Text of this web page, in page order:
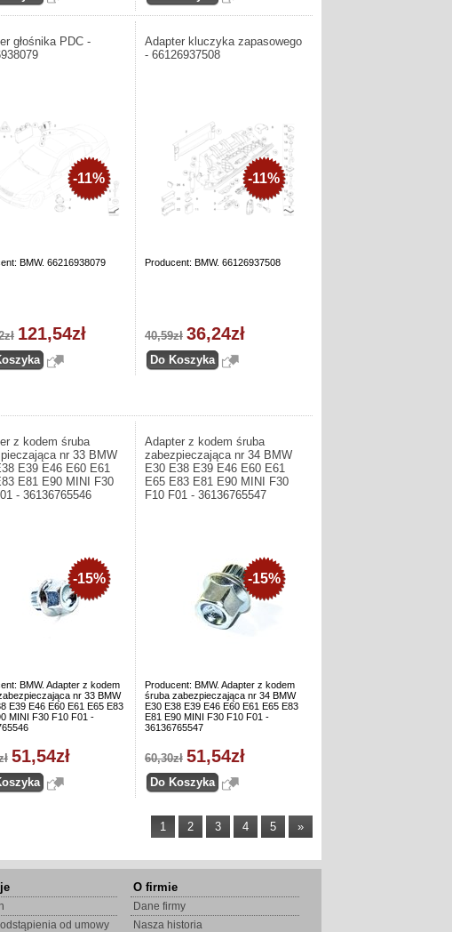
głośnika PDC -
BMW. 66216938079
-11%
121,54zł
Adapter kluczyka zapasowego
- 66126937508
Producent: BMW. 66126937508
-11%
40,59zł 36,24zł
z kodem śruba
nr 33 BMW
E39 E46 E60 E61
E81 E90 MINI F30
- 36136765546
BMW. Adapter z kodem
nr 33 BMW
E39 E46 E60 E61 E65 E83
MINI F30 F10 F01 -
-15%
51,54zł
Adapter z kodem śruba
zabezpieczająca nr 34 BMW
E30 E38 E39 E46 E60 E61
E65 E83 E81 E90 MINI F30
F10 F01 - 36136765547
Producent: BMW. Adapter z kodem
śruba zabezpieczająca nr 34 BMW
E30 E38 E39 E46 E60 E61 E65 E83
E81 E90 MINI F30 F10 F01 -
36136765547
-15%
60,30zł 51,54zł
1 2 3 4 5 »
od umowy
O firmie
Dane firmy
Nasza historia